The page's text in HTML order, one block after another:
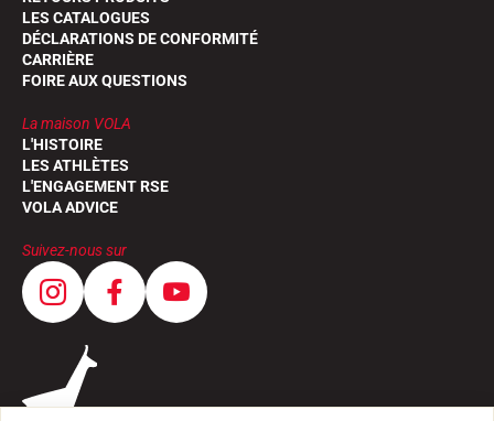
LES CATALOGUES
DÉCLARATIONS DE CONFORMITÉ
CARRIÈRE
FOIRE AUX QUESTIONS
La maison VOLA
L'HISTOIRE
LES ATHLÈTES
L'ENGAGEMENT RSE
VOLA ADVICE
Suivez-nous sur